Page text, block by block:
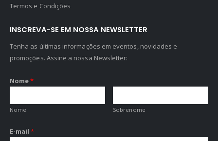
Termos e Condições
INSCREVA-SE EM NOSSA NEWSLETTER
Tenha as últimas informações em eventos, novidades e
promoções. Assine a nossa Newsletter:
Nome*
Nome Sobrenome
E-mail*